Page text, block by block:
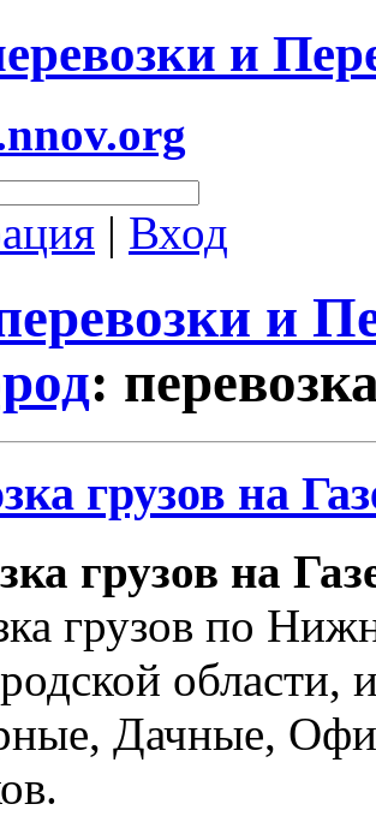
и
| Вход
и
:
грузов на
грузов на
грузов по
области,
Дачные,